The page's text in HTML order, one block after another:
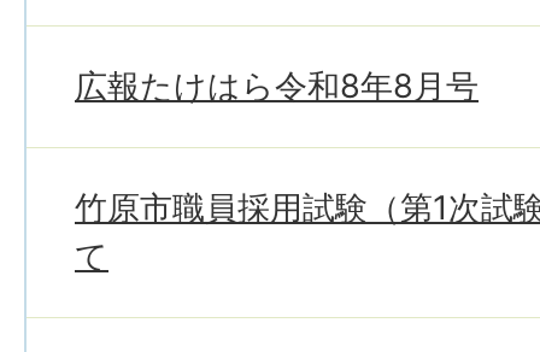
広報たけはら令和8年8月号
竹原市職員採用試験（第1次試
て